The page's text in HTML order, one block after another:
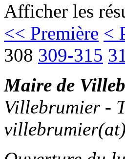
Afficher les
<< Première <
308 309-315
Maire de
Villebrumier -